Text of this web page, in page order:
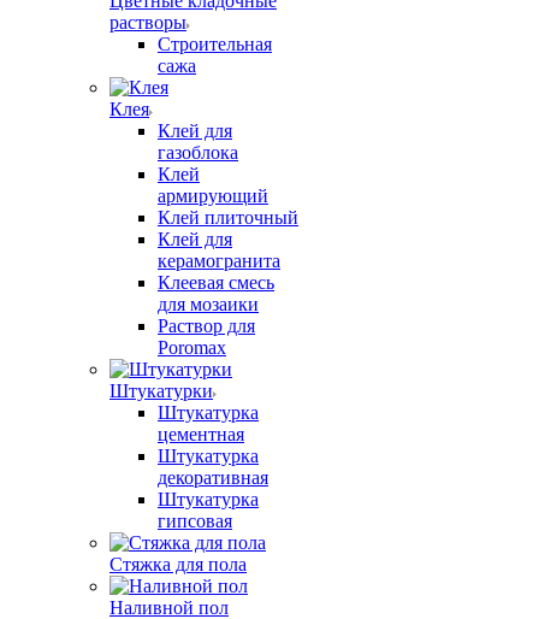
растворы
Строительная
сажа
Клея
Клей для
газоблока
Клей
армирующий
Клей плиточный
Клей для
керамогранита
Клеевая смесь
для мозаики
Раствор для
Poromax
Штукатурки
Штукатурка
цементная
Штукатурка
декоративная
Штукатурка
гипсовая
Стяжка для пола
Наливной пол